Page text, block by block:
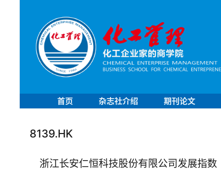
首页 杂志社介绍 期刊论文
8139.HK
浙江长安仁恒科技股份有限公司发展指数